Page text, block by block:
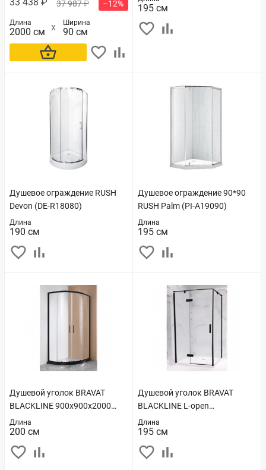
профиль черный, стекло
прозрачное
37 987 ₽ –12%
Длина
2000 см
Ширина
90 см
В корзину
195 см
Душевое ограждение RUSH
Devon (DE-R18080)
Длина
190 см
Душевое ограждение 90*90
RUSH Palm (PI-A19090)
Длина
195 см
Душевой уголок BRAVAT
BLACKLINE 900х900х2000
(BS090.1201B)
Длина
200 см
Душевой уголок BRAVAT
BLACKLINE L-open
800х1200х1950
(BS120.3112AB)
Длина
195 см